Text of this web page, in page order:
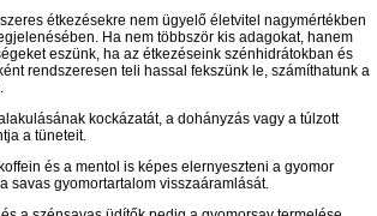
étkezésekre nem ügyelő életvitel nagymértékben
Ha nem többször kis adagokat, hanem
eszünk, ha az étkezéseink szénhidrátokban és
rendszeresen teli hassal fekszünk le, számíthatunk a
kockázatát, a dohányzás vagy a túlzott
a tüneteit.
és a mentol is képes elernyeszteni a gyomor
savas gyomortartalom visszaáramlását.